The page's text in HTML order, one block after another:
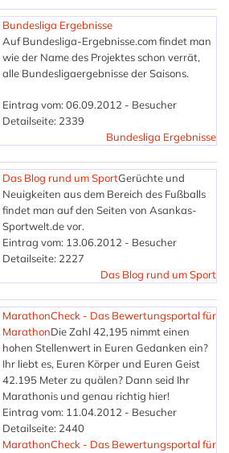
Bundesliga Ergebnisse
Auf Bundesliga-Ergebnisse.com findet man
wie der Name des Projektes schon verrät,
alle Bundesligaergebnisse der Saisons.
Eintrag vom: 06.09.2012 - Besucher
Detailseite: 2339
Bundesliga Ergebnisse
Das Blog rund um SportGerüchte und
Neuigkeiten aus dem Bereich des Fußballs
findet man auf den Seiten von Asankas-
Sportwelt.de vor.
Eintrag vom: 13.06.2012 - Besucher
Detailseite: 2227
Das Blog rund um Sport
MarathonCheck - Das Bewertungsportal für
MarathonDie Zahl 42,195 nimmt einen
hohen Stellenwert in Euren Gedanken ein?
Ihr liebt es, Euren Körper und Euren Geist
42.195 Meter zu quälen? Dann seid Ihr
Marathonis und genau richtig hier!
Eintrag vom: 11.04.2012 - Besucher
Detailseite: 2440
MarathonCheck - Das Bewertungsportal für